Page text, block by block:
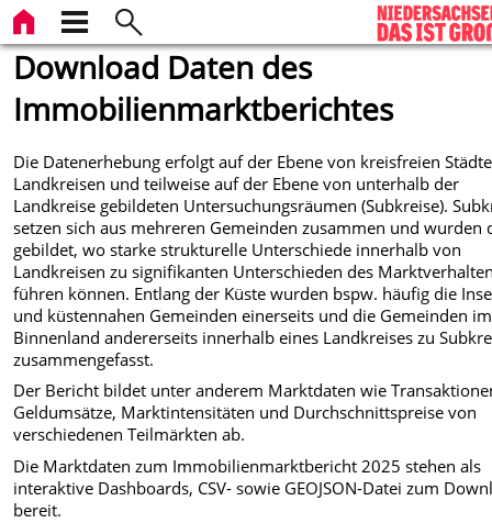
Download Daten des
Immobilienmarktberichtes
Die Datenerhebung erfolgt auf der Ebene von kreisfreien
Landkreisen und teilweise auf der Ebene von unterhalb der
Landkreise gebildeten Untersuchungsräumen (Subkreise).
setzen sich aus mehreren Gemeinden zusammen und wurden
gebildet, wo starke strukturelle Unterschiede innerhalb von
Landkreisen zu signifikanten Unterschieden des
führen können. Entlang der Küste wurden bspw. häufig die
und küstennahen Gemeinden einerseits und die Gemeinden im
Binnenland andererseits innerhalb eines Landkreises zu
zusammengefasst.
Der Bericht bildet unter anderem Marktdaten wie
Geldumsätze, Marktintensitäten und Durchschnittspreise von
verschiedenen Teilmärkten ab.
Die Marktdaten zum Immobilienmarktbericht 2025 stehen als
interaktive Dashboards, CSV- sowie GEOJSON-Datei zum
bereit.